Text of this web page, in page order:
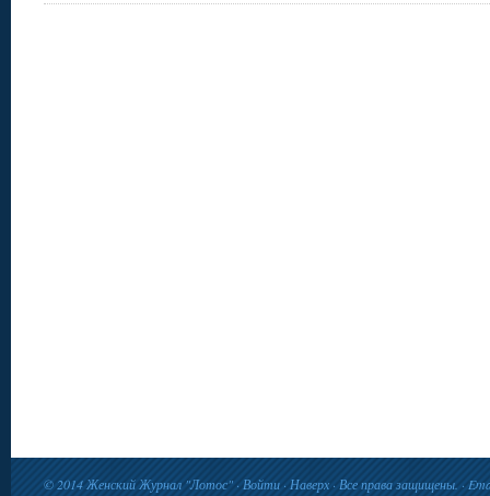
© 2014Женский Журнал "Лотос"·Войти·Наверх · Все права защищены. ·